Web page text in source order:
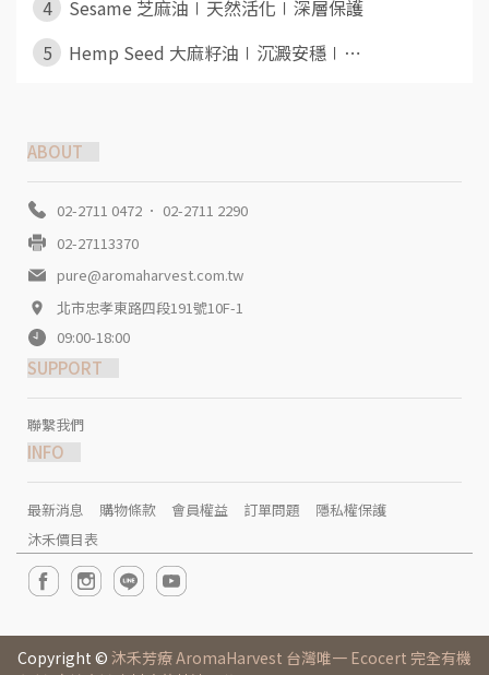
4
Sesame 芝麻油∣天然活化∣深層保護
5
Hemp Seed 大麻籽油∣沉澱安穩∣⋯
ABOUT
02-2711 0472 ． 02-2711 2290
02-27113370
pure@aromaharvest.com.tw
北市忠孝東路四段191號10F-1
09:00-18:00
SUPPORT
聯繫我們
INFO
最新消息 購物條款 會員權益 訂單問題
隱私權保護
沐禾價目表
Copyright © 沐禾芳療 AromaHarvest 台灣唯一 Ecocert 完全有機